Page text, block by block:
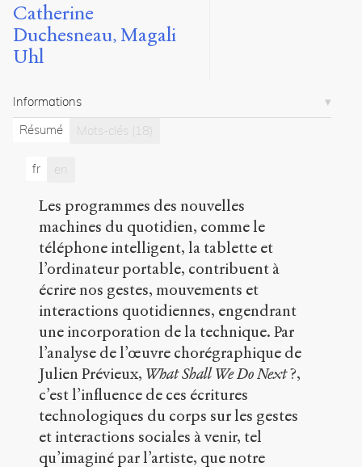
Duchesneau,
Catherine.
Uhl,
Magali
les
chorégraphies
technicisées
Les
écritures
technologiques
corps
des
gestes
dans
l’œuvre
Julien
Prévieux.
2017.
Sens
.
Catherine
Duchesneau Magali
Uhl
Informations
Résumé
Mots-clés (18)
fr en
Les programmes des nouvelles
machines du quotidien, comme le
téléphone intelligent, la tablette et
l’ordinateur portable, contribuent à
écrire nos gestes, mouvements et
interactions quotidiennes, engendrant
une incorporation de la technique. Par
l’analyse de l’œuvre chorégraphique de
Julien Prévieux, What Shall We Do Next?,
c’est l’influence de ces écritures
technologiques du corps sur les gestes
et interactions sociales à venir, tel
qu’imaginé par l’artiste, que notre